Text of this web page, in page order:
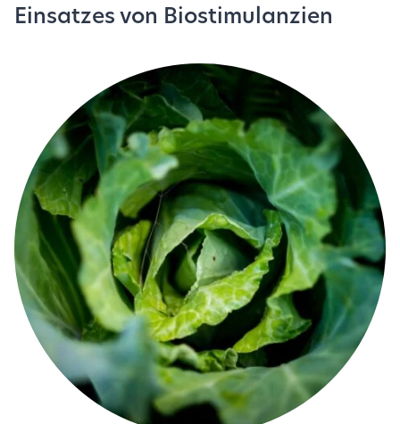
Einsatzes von Biostimulanzien